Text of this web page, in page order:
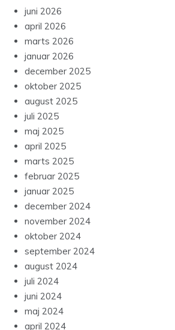
juni 2026
april 2026
marts 2026
januar 2026
december 2025
oktober 2025
august 2025
juli 2025
maj 2025
april 2025
marts 2025
februar 2025
januar 2025
december 2024
november 2024
oktober 2024
september 2024
august 2024
juli 2024
juni 2024
maj 2024
april 2024